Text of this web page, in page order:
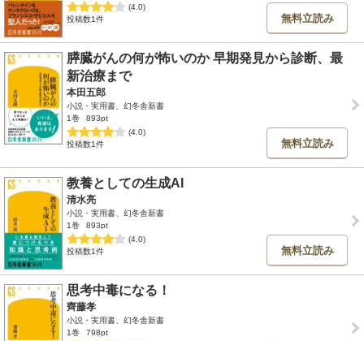
(4.0)
投稿数1件
無料立読み
膵臓がんの何が怖いのか 早期発見から診断、最
新治療まで
本田五郎
小説・実用書、幻冬舎新書
1巻
893pt
(4.0)
投稿数1件
無料立読み
教養としての生成AI
清水亮
小説・実用書、幻冬舎新書
1巻
893pt
(4.0)
投稿数1件
無料立読み
思考中毒になる！
齊藤孝
小説・実用書、幻冬舎新書
1巻
798pt